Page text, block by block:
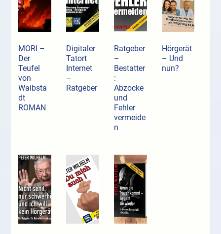
MORI –
Der
Teufel
von
Waibsta
dt
ROMAN
Digitaler
Tatort
Internet
–
Ratgeber
Ratgeber
–
Bestatter
:
Abzocke
und
Fehler
vermeide
n
Hörgerät
– Und
nun?